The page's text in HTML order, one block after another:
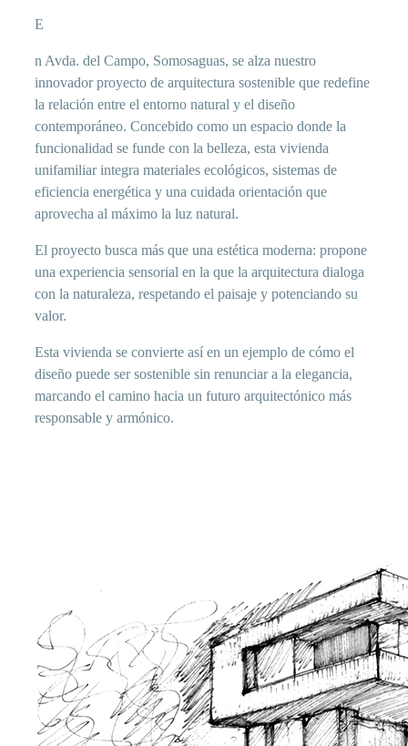
E
n Avda. del Campo, Somosaguas, se alza nuestro
innovador proyecto de arquitectura sostenible que redefine
la relación entre el entorno natural y el diseño
contemporáneo. Concebido como un espacio donde la
funcionalidad se funde con la belleza, esta vivienda
unifamiliar integra materiales ecológicos, sistemas de
eficiencia energética y una cuidada orientación que
aprovecha al máximo la luz natural.
El proyecto busca más que una estética moderna: propone
una experiencia sensorial en la que la arquitectura dialoga
con la naturaleza, respetando el paisaje y potenciando su
valor.
Esta vivienda se convierte así en un ejemplo de cómo el
diseño puede ser sostenible sin renunciar a la elegancia,
marcando el camino hacia un futuro arquitectónico más
responsable y armónico.